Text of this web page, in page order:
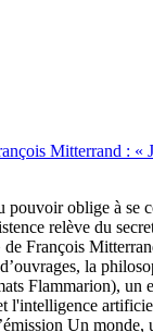
Mitterrand : «
pouvoir oblige à se
relève du
François
la
Flammarion), un
l'intelligence
Un monde,